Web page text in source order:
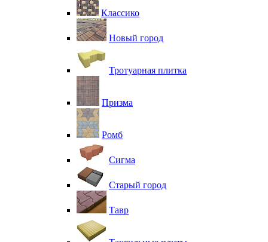
Классико
Новый город
Тротуарная плитка
Призма
Ромб
Сигма
Старый город
Тавр